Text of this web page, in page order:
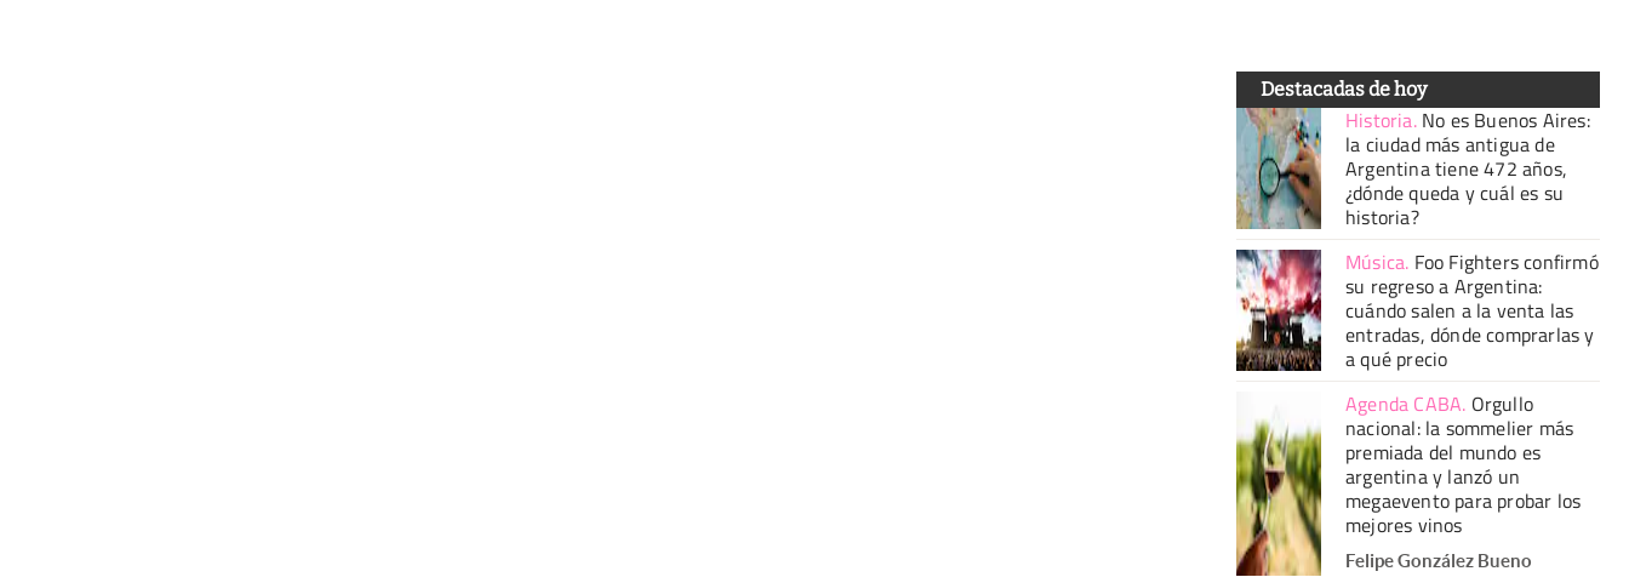
Destacadas de hoy
Historia. No es Buenos Aires:
la ciudad más antigua de
Argentina tiene 472 años,
¿dónde queda y cuál es su
historia?
Música. Foo Fighters confirmó
su regreso a Argentina:
cuándo salen a la venta las
entradas, dónde comprarlas y
a qué precio
Agenda CABA. Orgullo
nacional: la sommelier más
premiada del mundo es
argentina y lanzó un
megaevento para probar los
mejores vinos
Felipe González Bueno